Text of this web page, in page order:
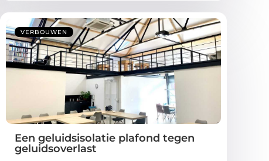
VERBOUWEN
Een geluidsisolatie plafond tegen
geluidsoverlast